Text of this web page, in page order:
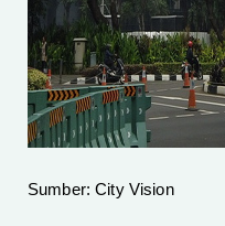
Sumber: City Vision